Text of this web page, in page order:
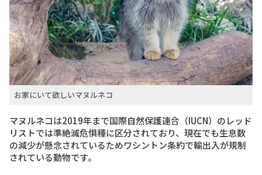
お家にいて欲しいマヌルネコ
マヌルネコは2019年まで国際自然保護連合（IUCN）のレッド
リストでは準絶滅危惧種に区分されており、現在でも生息数
の減少が懸念されているためワシントン条約で輸出入が規制
されている動物です。